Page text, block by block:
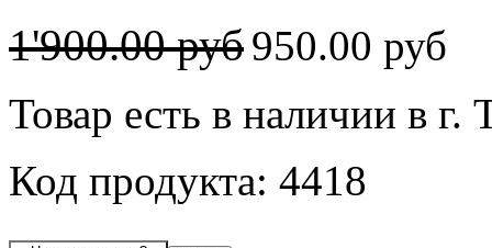
1'900.00 руб950.00 руб
Товар есть в наличии в г.
Код продукта: 4418